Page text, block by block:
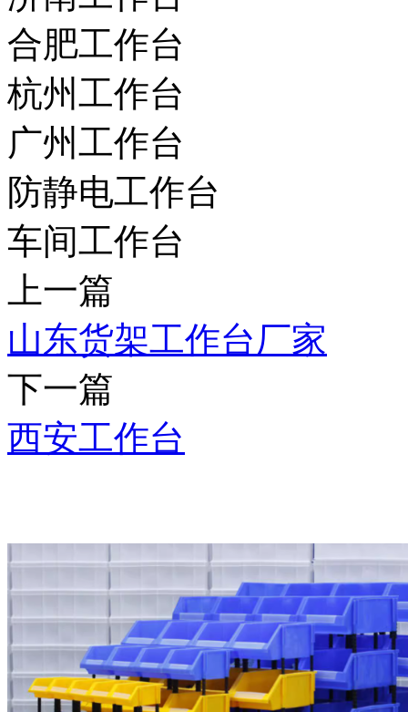
合肥工作台
杭州工作台
广州工作台
防静电工作台
车间工作台
上一篇
山东货架工作台厂家
下一篇
西安工作台